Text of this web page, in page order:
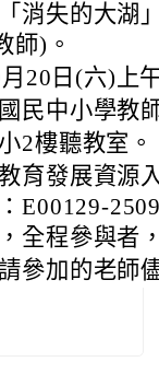
消失的大湖
師)。
20日(六)上
民中小學教
2樓聽教室。
育發展資源
E00129-
全程參與者
參加的老師